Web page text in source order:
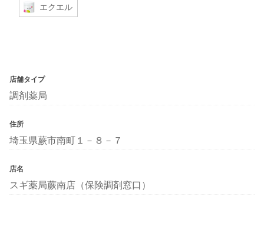
エクエル
店舗タイプ
調剤薬局
住所
埼玉県蕨市南町１－８－７
店名
スギ薬局蕨南店（保険調剤窓口）